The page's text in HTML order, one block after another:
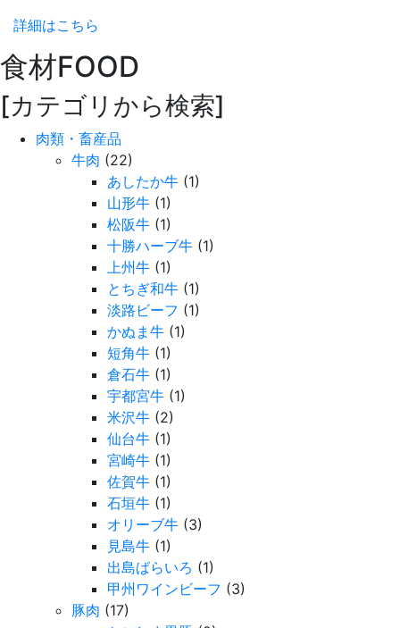
詳細はこちら
食材FOOD
[カテゴリから検索]
肉類・畜産品
牛肉 (22)
あしたか牛 (1)
山形牛 (1)
松阪牛 (1)
十勝ハーブ牛 (1)
上州牛 (1)
とちぎ和牛 (1)
淡路ビーフ (1)
かぬま牛 (1)
短角牛 (1)
倉石牛 (1)
宇都宮牛 (1)
米沢牛 (2)
仙台牛 (1)
宮崎牛 (1)
佐賀牛 (1)
石垣牛 (1)
オリーブ牛 (3)
見島牛 (1)
出島ばらいろ (1)
甲州ワインビーフ (3)
豚肉 (17)